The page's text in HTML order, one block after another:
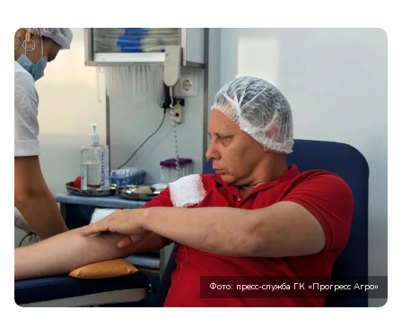
Фото: пресс-служба ГК «Прогресс Агро»